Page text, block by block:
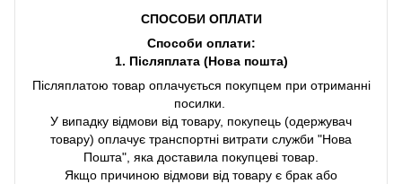
СПОСОБИ ОПЛАТИ
Способи оплати:
1. Післяплата (Нова пошта)
Післяплатою товар оплачується покупцем при отриманні
посилки.
У випадку відмови від товару, покупець (одержувач
товару) оплачує транспортні витрати служби "Нова
Пошта", яка доставила покупцеві товар.
Якщо причиною відмови від товару є брак або